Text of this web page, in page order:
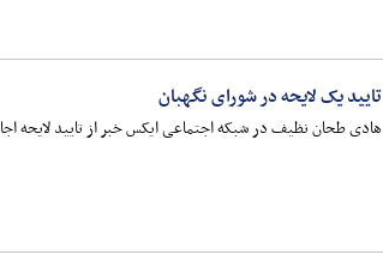
تایید یک لایحه در شورای نگهبان
هادی طحان نظیف در شبکه اجتماعی ایکس خبر از تایید لایحه